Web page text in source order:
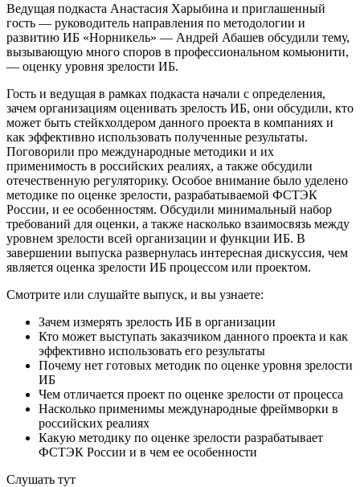
Ведущая подкаста Анастасия Харыбина и приглашенный
гость — руководитель направления по методологии и
развитию ИБ «Норникель» — Андрей Абашев обсудили тему,
вызывающую много споров в профессиональном комьюнити,
— оценку уровня зрелости ИБ.
Гость и ведущая в рамках подкаста начали с определения,
зачем организациям оценивать зрелость ИБ, они обсудили, кто
может быть стейкхолдером данного проекта в компаниях и
как эффективно использовать полученные результаты.
Поговорили про международные методики и их
применимость в российских реалиях, а также обсудили
отечественную регуляторику. Особое внимание было уделено
методике по оценке зрелости, разрабатываемой ФСТЭК
России, и ее особенностям. Обсудили минимальный набор
требований для оценки, а также насколько взаимосвязь между
уровнем зрелости всей организации и функции ИБ. В
завершении выпуска развернулась интересная дискуссия, чем
является оценка зрелости ИБ процессом или проектом.
Смотрите или слушайте выпуск, и вы узнаете:
Зачем измерять зрелость ИБ в организации
Кто может выступать заказчиком данного проекта и как
эффективно использовать его результаты
Почему нет готовых методик по оценке уровня зрелости
ИБ
Чем отличается проект по оценке зрелости от процесса
Насколько применимы международные фреймворки в
российских реалиях
Какую методику по оценке зрелости разрабатывает
ФСТЭК России и в чем ее особенности
Cлушать тут